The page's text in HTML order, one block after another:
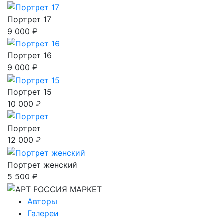
Портрет 17
9 000 ₽
Портрет 16
9 000 ₽
Портрет 15
10 000 ₽
Портрет
12 000 ₽
Портрет женский
5 500 ₽
Авторы
Галереи